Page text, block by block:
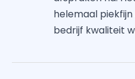
helemaal piekfijn
bedrijf kwaliteit